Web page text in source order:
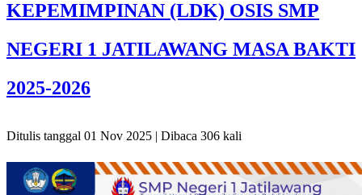
KEPEMIMPINAN (LDK) OSIS SMP
NEGERI 1 JATILAWANG MASA BAKTI
2025-2026
Ditulis tanggal 01 Nov 2025 | Dibaca 306 kali